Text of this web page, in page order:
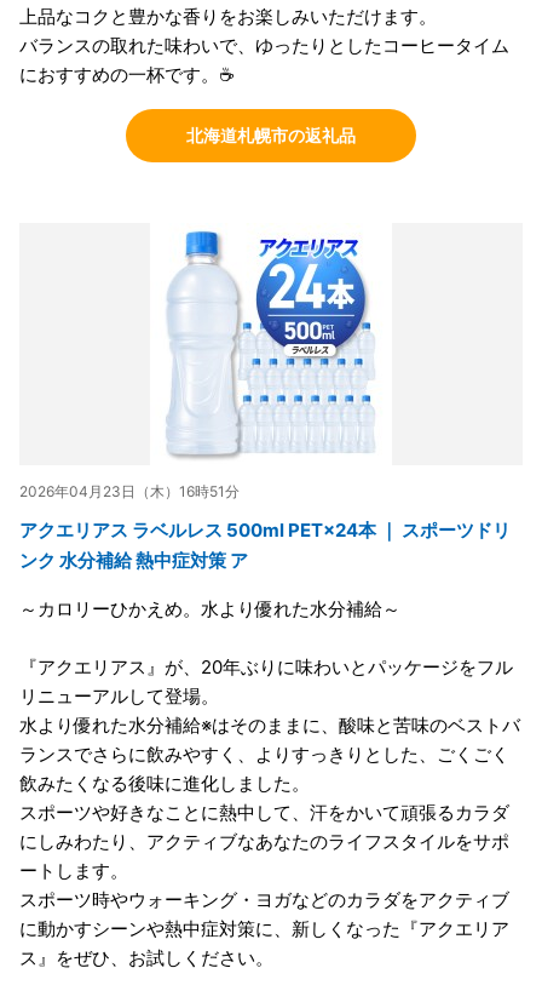
上品なコクと豊かな香りをお楽しみいただけます。
バランスの取れた味わいで、ゆったりとしたコーヒータイム
におすすめの一杯です。☕
北海道札幌市の返礼品
2026年04月23日（木）16時51分
アクエリアス ラベルレス 500ml PET×24本 ｜ スポーツドリ
ンク 水分補給 熱中症対策 ア
～カロリーひかえめ。水より優れた水分補給～
『アクエリアス』が、20年ぶりに味わいとパッケージをフル
リニューアルして登場。
水より優れた水分補給※はそのままに、酸味と苦味のベストバ
ランスでさらに飲みやすく、よりすっきりとした、ごくごく
飲みたくなる後味に進化しました。
スポーツや好きなことに熱中して、汗をかいて頑張るカラダ
にしみわたり、アクティブなあなたのライフスタイルをサポ
ートします。
スポーツ時やウォーキング・ヨガなどのカラダをアクティブ
に動かすシーンや熱中症対策に、新しくなった『アクエリア
ス』をぜひ、お試しください。